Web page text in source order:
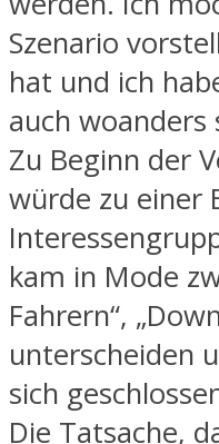
Szenario
hat und ich
auch woanders
Zu Beginn der
würde zu einer
kam in Mode
Fahrern“,
unterscheiden
sich
Die Tatsache,